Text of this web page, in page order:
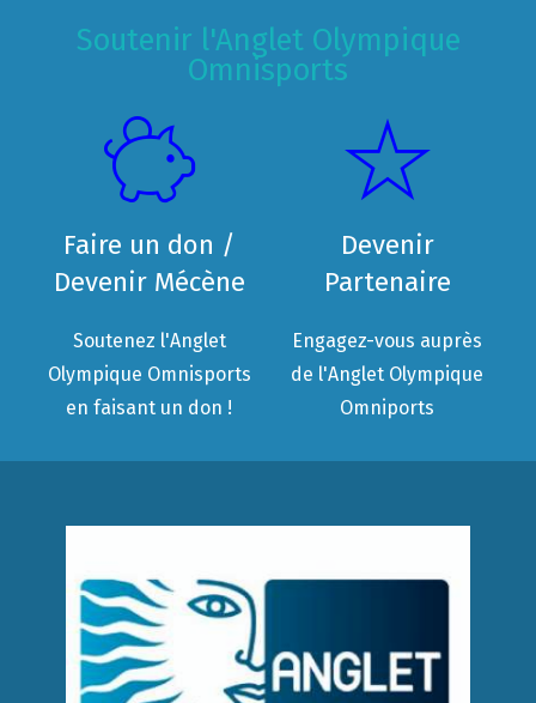
Soutenir l'Anglet Olympique
Omnisports
Faire un don /
Devenir Mécène
Soutenez l'Anglet
Olympique Omnisports
en faisant un don !
Devenir
Partenaire
Engagez-vous auprès
de l'Anglet Olympique
Omniports